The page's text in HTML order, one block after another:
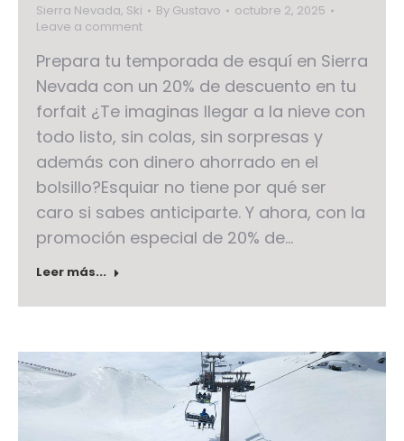
Sierra Nevada, Ski By Gustavo
octubre 2, 2025
Leave a comment
Prepara tu temporada de esquí en Sierra
Nevada con un 20% de descuento en tu
forfait ¿Te imaginas llegar a la nieve con
todo listo, sin colas, sin sorpresas y
además con dinero ahorrado en el
bolsillo?Esquiar no tiene por qué ser
caro si sabes anticiparte. Y ahora, con la
promoción especial de 20% de…
Leer más...